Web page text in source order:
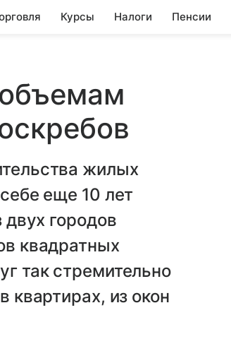
Курсы Налоги Пенсии
жилых
еще 10 лет
городов
квадратных
так стремительно
квартирах, из окон